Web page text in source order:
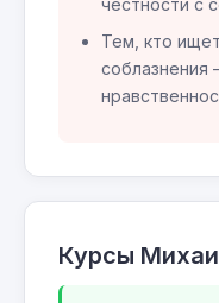
честности с
Тем, кто
соблазнения
Курсы